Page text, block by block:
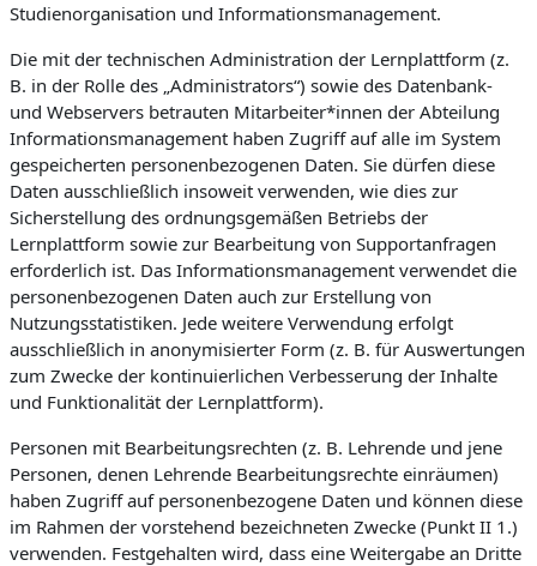
Studienorganisation und Informationsmanagement.
Die mit der technischen Administration der Lernplattform (z.
B. in der Rolle des „Administrators“) sowie des Datenbank-
und Webservers betrauten Mitarbeiter*innen der Abteilung
Informationsmanagement haben Zugriff auf alle im System
gespeicherten personenbezogenen Daten. Sie dürfen diese
Daten ausschließlich insoweit verwenden, wie dies zur
Sicherstellung des ordnungsgemäßen Betriebs der
Lernplattform sowie zur Bearbeitung von Supportanfragen
erforderlich ist. Das Informationsmanagement verwendet die
personenbezogenen Daten auch zur Erstellung von
Nutzungsstatistiken. Jede weitere Verwendung erfolgt
ausschließlich in anonymisierter Form (z. B. für Auswertungen
zum Zwecke der kontinuierlichen Verbesserung der Inhalte
und Funktionalität der Lernplattform).
Personen mit Bearbeitungsrechten (z. B. Lehrende und jene
Personen, denen Lehrende Bearbeitungsrechte einräumen)
haben Zugriff auf personenbezogene Daten und können diese
im Rahmen der vorstehend bezeichneten Zwecke (Punkt II 1.)
verwenden. Festgehalten wird, dass eine Weitergabe an Dritte